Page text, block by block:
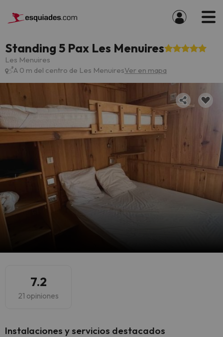
Standing 5 Pax Les Menuires
Les Menuires
A 0 m del centro de Les MenuiresVer en mapa
7.2
21 opiniones
Instalaciones y servicios destacados